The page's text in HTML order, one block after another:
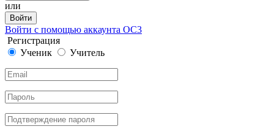
или
Войти
Войти с помощью аккаунта ОС3
Регистрация
Ученик
Учитель